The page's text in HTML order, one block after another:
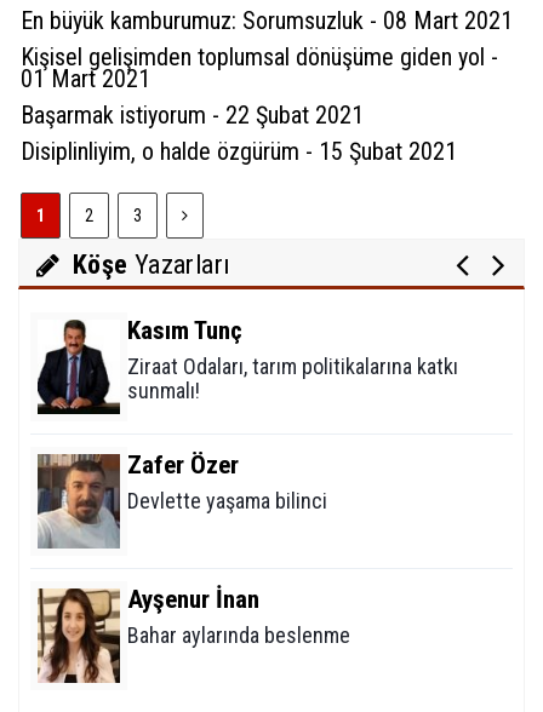
Cevapla
Beğen 1 )
Davut Karaman
İlginize teşekkür ederim.
mab 6 yıl önce
En büyük kamburumuz: Sorumsuzluk - 08 Mart 2021
Kişisel gelişimden toplumsal dönüşüme giden yol -
01 Mart 2021
Başarmak istiyorum - 22 Şubat 2021
Disiplinliyim, o halde özgürüm - 15 Şubat 2021
1 2 3
Köşe Yazarları
Sultan Akbulut
Mustafa Koçak
Modern çağın putları!
Kasım Tunç
Ziraat Odaları, tarım politikalarına katkı
sunmalı!
Zafer Özer
Devlette yaşama bilinci
Ayşenur İnan
Bahar aylarında beslenme